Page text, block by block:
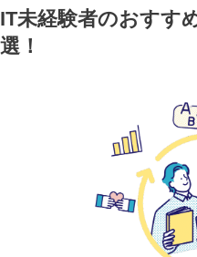
IT未経験者のおすす
選！